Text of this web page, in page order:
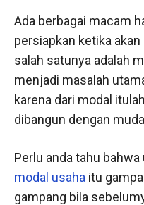
Ada berbagai macam
persiapkan ketika
salah satunya adalah
menjadi masalah
karena dari modal
dibangun dengan
Perlu anda tahu
modal usaha itu
gampang bila